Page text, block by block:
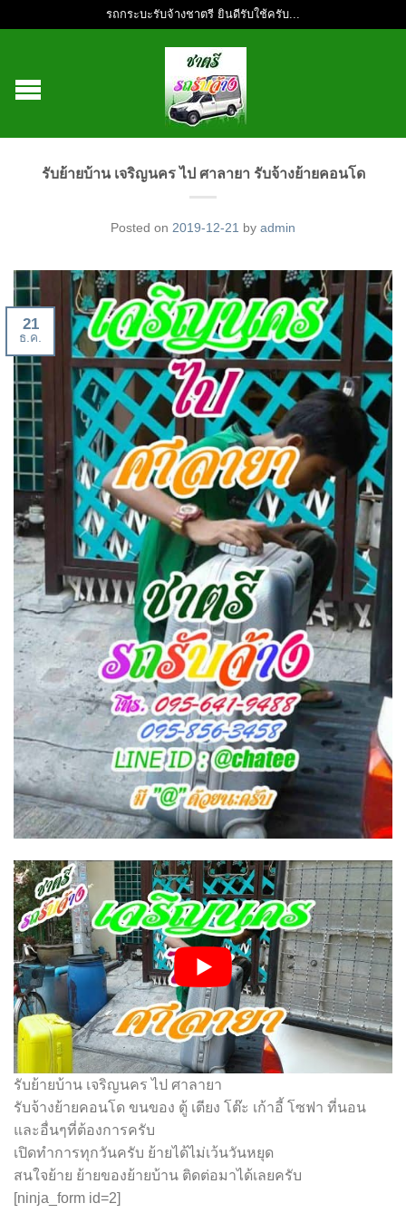
รถกระบะรับจ้างชาตรี ยินดีรับใช้ครับ...
รับย้ายบ้าน เจริญนคร ไป ศาลายา รับจ้างย้ายคอนโด
Posted on 2019-12-21 by admin
21
ธ.ค.
รับย้ายบ้าน เจริญนคร ไป ศาลายา
รับจ้างย้ายคอนโด ขนของ ตู้ เตียง โต๊ะ เก้าอี้ โซฟา ที่นอน
และอื่นๆที่ต้องการครับ
เปิดทำการทุกวันครับ ย้ายได้ไม่เว้นวันหยุด
สนใจย้าย ย้ายของย้ายบ้าน ติดต่อมาได้เลยครับ
[ninja_form id=2]